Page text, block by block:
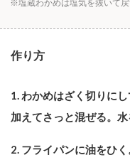
※塩蔵わかめは塩気を抜いて戻
作り方
1. わかめはざく切りに
加えてさっと混ぜる。水
2. フライパンに油をひ